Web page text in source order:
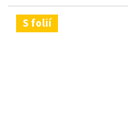
S folií